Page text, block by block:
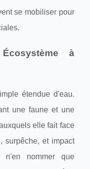
se mobiliser pour
à
étendue d'eau.
une faune et une
elle fait face
surpêche, et impact
n'en nommer que